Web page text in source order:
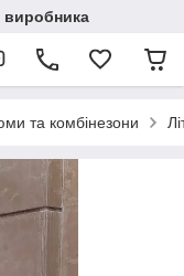
виробника
та комбінезони